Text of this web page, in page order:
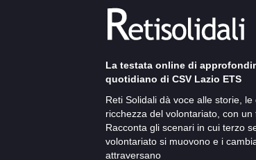
La testata online di
quotidiano di CSV Lazio ETS
Reti Solidali dà voce alle storie,
ricchezza del volontariato, con un
Racconta gli scenari in cui terzo
volontariato si muovono e i
attraversano